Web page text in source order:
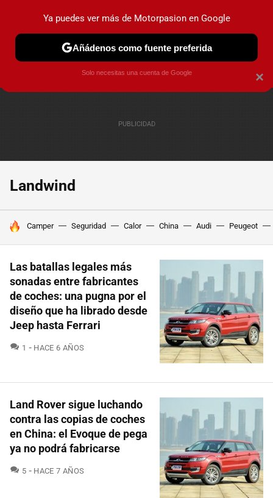
PRUEBAS COCHES ELÉCTRICOS OBSERVATORIO
Landwind
HOY SE HABLA DE
Camper Seguridad Calor China Audi Peugeot
Las batallas legales más
sonadas entre fabricantes
de coches: una pugna por el
diseño que ha librado desde
Jeep hasta Ferrari
1 COMENTARIOS
HACE 6 AÑOS
Land Rover sigue luchando
contra las copias de coches
en China: el Evoque de pega
ya no podrá fabricarse
5 COMENTARIOS
HACE 7 AÑOS
×
Ya puedes ver más de Motorpasion en Google
Añádenos como fuente preferida
Solo necesitas una cuenta de Google